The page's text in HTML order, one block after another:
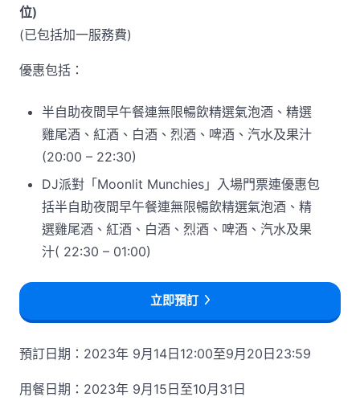
位)
(已包括加一服務費)
優惠包括：
半自助夜間早午餐連無限暢飲精選氣泡酒、精選
雞尾酒、紅酒、白酒、烈酒、啤酒、汽水及果汁
(20:00 – 22:30)
DJ派對「Moonlit Munchies」入場門票連優惠包
括半自助夜間早午餐連無限暢飲精選氣泡酒、精
選雞尾酒、紅酒、白酒、烈酒、啤酒、汽水及果
汁( 22:30 – 01:00)
立即預訂
預訂日期：2023年 9月14日12:00至9月20日23:59
用餐日期：2023年 9月15日至10月31日